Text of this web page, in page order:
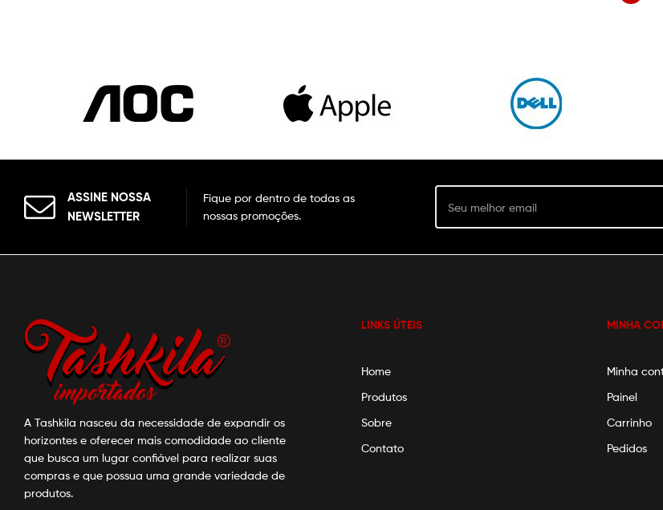
ASSINE NOSSA
NEWSLETTER
Fique por dentro de todas as
nossas promoções.
A Tashkila nasceu da necessidade de expandir os
horizontes e oferecer mais comodidade ao cliente
que busca um lugar confiável para realizar suas
compras e que possua uma grande variedade de
produtos.
LINKS ÚTEIS
Home
Produtos
Sobre
Contato
MINHA
Minha
Painel
Carrinho
Pedidos